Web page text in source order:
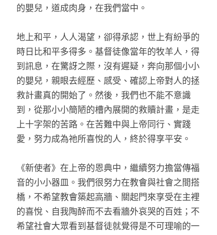
的嬰兒，道成肉身，在我們當中。
地上和平，人人渴望，卻得承認，世上有紛爭的
時日比和平多得多。基督徒像當年的牧羊人，得
到訊息，在驚訝之際，沒有遲疑，奔向那個小小
的嬰兒，親眼去經歷、感受、確認上帝對人的拯
救計畫真的開始了。然後，我們也不能不意識
到，從那小小簡陋的槽內展開的救贖計畫，是走
上十字架的苦路。在苦難中與上帝同行、實踐
愛，努力成為祂所喜悅的人，終於得享平安。
《新使者》在上帝的恩典中，繼續努力擔當傳福
音的小小器皿。我們很努力在教會與社會之間搭
橋，不希望教會築起高牆、關起門來享受在主裡
的喜悅、自我陶醉而不去看牆外哀哭的百姓；不
希望社會大眾看到基督徒就覺得是不可理喻的一